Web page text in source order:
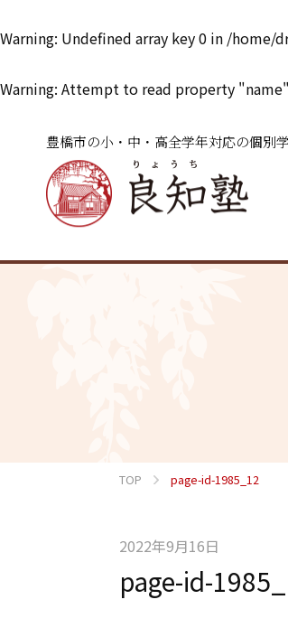
Warning: Undefined array key 0 in /home/
Warning: Attempt to read property
豊橋市の小・中・高全学年対応の個別
TOP page-id-1985_12
2022年9月16日
page-id-